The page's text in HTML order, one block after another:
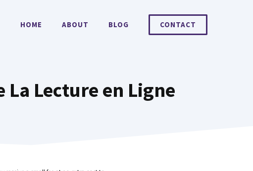
HOME ABOUT BLOG CONTACT
La Lecture en Ligne